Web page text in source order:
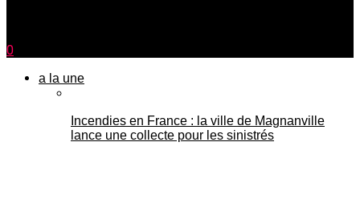
0
a la une
Incendies en France : la ville de Magnanville
lance une collecte pour les sinistrés